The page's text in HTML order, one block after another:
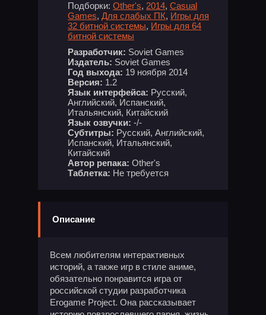
Подборки: Other's, 2014, Casual
Games, Для слабых ПК, Игры для
32 битной системы, Игры для 64
битной системы
Разработчик: Soviet Games
Издатель: Soviet Games
Год выхода: 19 ноября 2014
Версия: 1.2
Язык интерфейса: Русский,
Английский, Испанский,
Итальянский, Китайский
Язык озвучки: -/-
Субтитры: Русский, Английский,
Испанский, Итальянский,
Китайский
Автор репака: Other's
Таблетка: Не требуется
Описание
Всем любителям интерактивных
историй, а также игр в стиле аниме,
обязательно понравится игра от
российской студии разработчика
Erogame Project. Она рассказывает